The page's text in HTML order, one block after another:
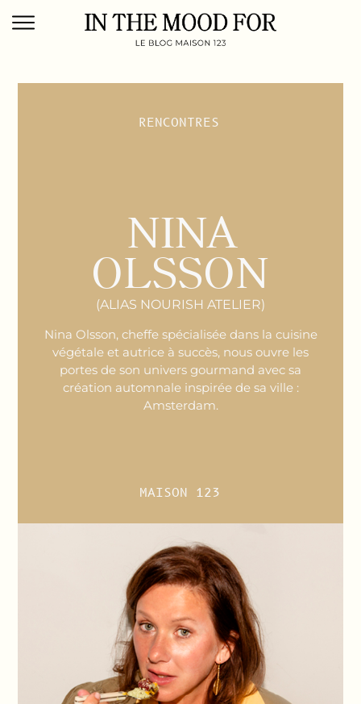
RENCONTRES
MAISON 123
NINA
OLSSON
(ALIAS NOURISH ATELIER)
Nina Olsson, cheffe spécialisée dans la cuisine
végétale et autrice à succès, nous ouvre les
portes de son univers gourmand avec sa
création automnale inspirée de sa ville :
Amsterdam.